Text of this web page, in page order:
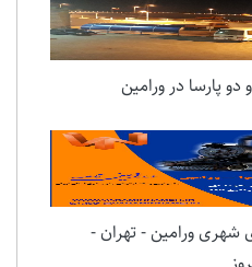
دو پارسا در ورامین
ورامین - تهران -